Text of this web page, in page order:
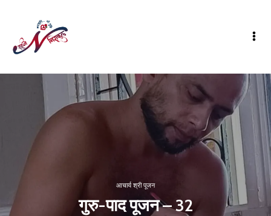
आचार्य श्री पूजन
गुरु-पाद पूजन – 32